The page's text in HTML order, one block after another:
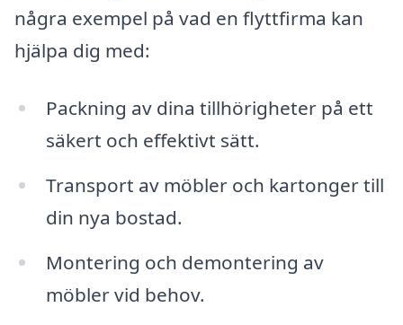
några exempel på vad en flyttfirma kan
hjälpa dig med:
Packning av dina tillhörigheter på ett
säkert och effektivt sätt.
Transport av möbler och kartonger till
din nya bostad.
Montering och demontering av
möbler vid behov.